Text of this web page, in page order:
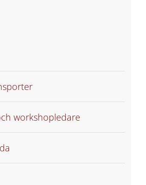
workshopledare